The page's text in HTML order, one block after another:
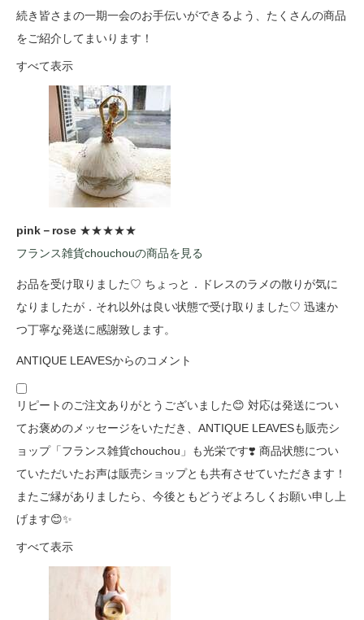
続き皆さまの一期一会のお手伝いができるよう、たくさんの商品
をご紹介してまいります！
すべて表示
pink－rose ★★★★★
フランス雑貨chouchouの商品を見る
お品を受け取りました♡ ちょっと．ドレスのラメの散りが気に
なりましたが．それ以外は良い状態で受け取りました♡ 迅速か
つ丁寧な発送に感謝致します。
ANTIQUE LEAVESからのコメント
リピートのご注文ありがとうございました😊 対応は発送につい
てお褒めのメッセージをいただき、ANTIQUE LEAVESも販売シ
ョップ「フランス雑貨chouchou」も光栄です❣️ 商品状態につい
ていただいたお声は販売ショップとも共有させていただきます！
またご縁がありましたら、今後ともどうぞよろしくお願い申し上
げます😊✨
すべて表示